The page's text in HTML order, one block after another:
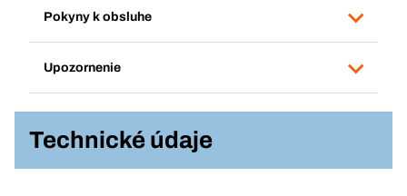
Pokyny k obsluhe
Upozornenie
Technické údaje